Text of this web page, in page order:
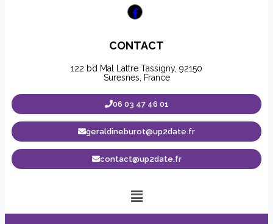
CONTACT
122 bd Mal Lattre Tassigny, 92150
Suresnes, France
06 03 47 46 01
geraldineburot@up2date.fr
contact@up2date.fr